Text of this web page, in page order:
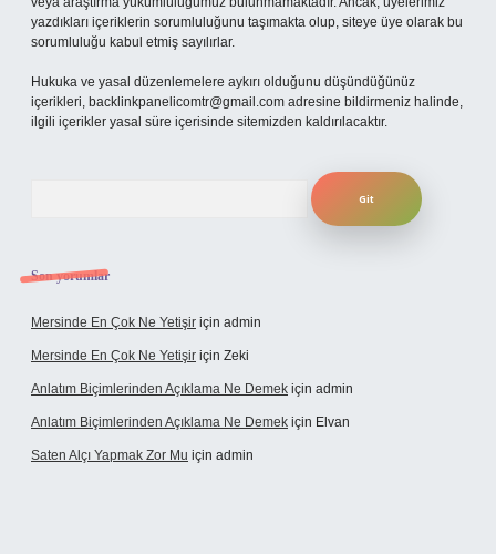
yazdıkları içeriklerin sorumluluğunu taşımakta olup, siteye üye olarak bu
sorumluluğu kabul etmiş sayılırlar.
Hukuka ve yasal düzenlemelere aykırı olduğunu düşündüğünüz
içerikleri, backlinkpanelicomtr@gmail.com adresine bildirmeniz halinde,
ilgili içerikler yasal süre içerisinde sitemizden kaldırılacaktır.
Son yorumlar
Mersinde En Çok Ne Yetişir için admin
Mersinde En Çok Ne Yetişir için Zeki
Anlatım Biçimlerinden Açıklama Ne Demek için admin
Anlatım Biçimlerinden Açıklama Ne Demek için Elvan
Saten Alçı Yapmak Zor Mu için admin